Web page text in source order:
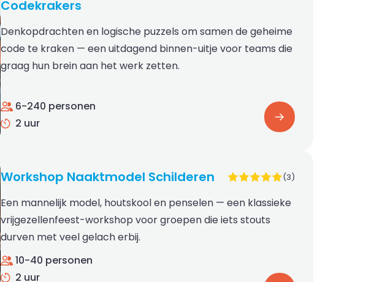
Codekrakers
Denkopdrachten en logische puzzels om samen de geheime
code te kraken — een uitdagend binnen-uitje voor teams die
graag hun brein aan het werk zetten.
6-240 personen
2 uur
Workshop Naaktmodel Schilderen (3)
Een mannelijk model, houtskool en penselen — een klassieke
vrijgezellenfeest-workshop voor groepen die iets stouts
durven met veel gelach erbij.
10-40 personen
2 uur